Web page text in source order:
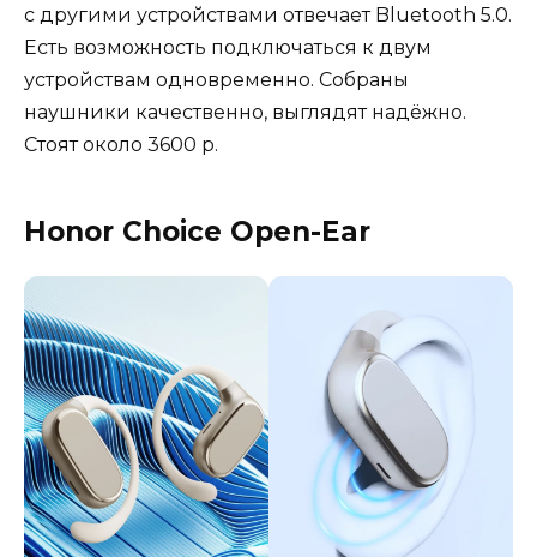
с другими устройствами отвечает Bluetooth 5.0.
Есть возможность подключаться к двум
устройствам одновременно. Собраны
наушники качественно, выглядят надёжно.
Стоят около 3600 р.
Honor Choice Open-Ear